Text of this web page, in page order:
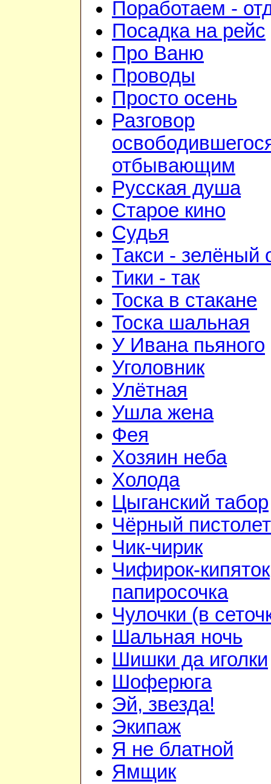
Поработаем -
Посадка на рейс
Про Ваню
Проводы
Просто осень
Разговор
отбывающим
Русская душа
Старое кино
Судья
Такси - зелёный
Тики - так
Тоска в стакане
Тоска шальная
У Ивана пьяного
Уголовник
Улётная
Ушла жена
Фея
Хозяин неба
Холода
Цыганский табор
Чёрный пистолет
Чик-чирик
Чифирок-
папиросочка
Чулочки (в
Шальная ночь
Шишки да иголки
Шоферюга
Эй, звезда!
Экипаж
Я не блатной
Ямщик